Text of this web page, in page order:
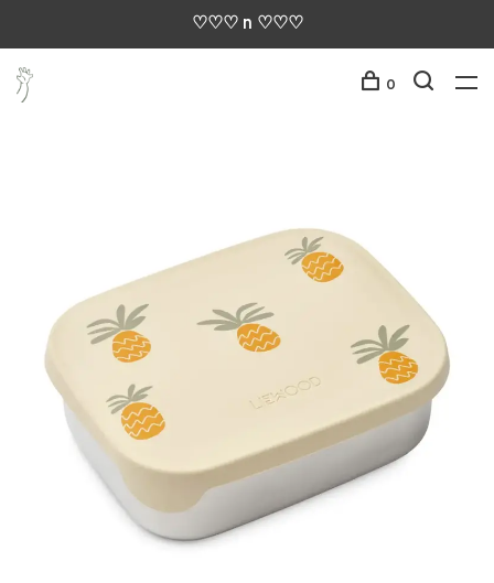
♡♡♡ n ♡♡♡
0